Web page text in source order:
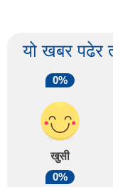
यो खबर पढेर
0%
खुसी
0%